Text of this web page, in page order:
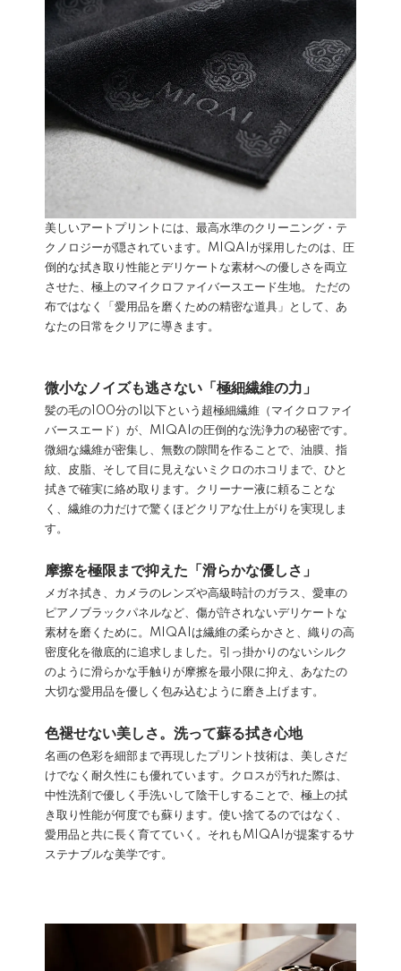
美しいアートプリントには、最高水準のクリーニング・テ
クノロジーが隠されています。MIQAIが採用したのは、圧
倒的な拭き取り性能とデリケートな素材への優しさを両立
させた、極上のマイクロファイバースエード生地。 ただの
布ではなく「愛用品を磨くための精密な道具」として、あ
なたの日常をクリアに導きます。
微小なノイズも逃さない「極細繊維の力」
髪の毛の100分の1以下という超極細繊維（マイクロファイ
バースエード）が、MIQAIの圧倒的な洗浄力の秘密です。
微細な繊維が密集し、無数の隙間を作ることで、油膜、指
紋、皮脂、そして目に見えないミクロのホコリまで、ひと
拭きで確実に絡め取ります。クリーナー液に頼ることな
く、繊維の力だけで驚くほどクリアな仕上がりを実現しま
す。
摩擦を極限まで抑えた「滑らかな優しさ」
メガネ拭き、カメラのレンズや高級時計のガラス、愛車の
ピアノブラックパネルなど、傷が許されないデリケートな
素材を磨くために。MIQAIは繊維の柔らかさと、織りの高
密度化を徹底的に追求しました。引っ掛かりのないシルク
のように滑らかな手触りが摩擦を最小限に抑え、あなたの
大切な愛用品を優しく包み込むように磨き上げます。
色褪せない美しさ。洗って蘇る拭き心地
名画の色彩を細部まで再現したプリント技術は、美しさだ
けでなく耐久性にも優れています。クロスが汚れた際は、
中性洗剤で優しく手洗いして陰干しすることで、極上の拭
き取り性能が何度でも蘇ります。使い捨てるのではなく、
愛用品と共に長く育てていく。それもMIQAIが提案するサ
ステナブルな美学です。